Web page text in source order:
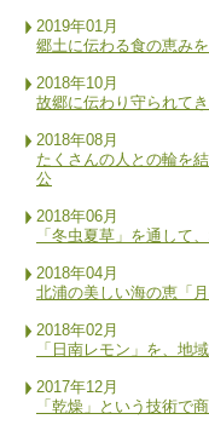
2019年01月
郷土に伝わる食の恵み
2018年10月
故郷に伝わり守られて
2018年08月
たくさんの人との輪を
公
2018年06月
「冬虫夏草」を通して
2018年04月
北浦の美しい海の恵「
2018年02月
「日南レモン」を、地
2017年12月
「乾燥」という技術で